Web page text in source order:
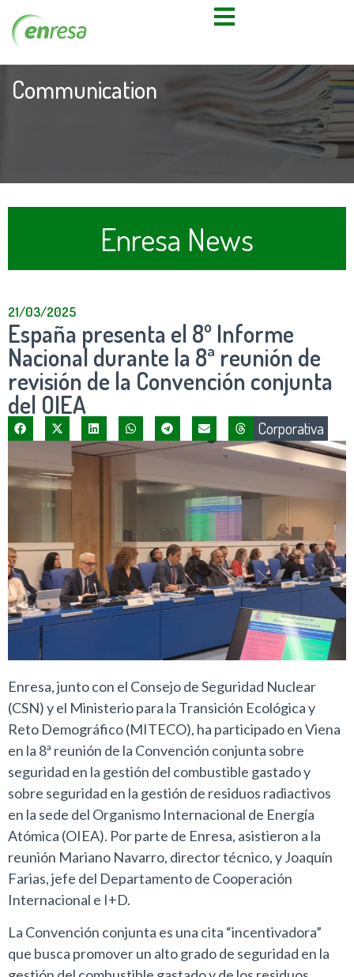
Communication
Enresa News
21/03/2025
España presenta el 8º Informe
Nacional durante la 8ª reunión de
revisión de la Convención conjunta
del OIEA
Corporativa
Enresa, junto con el Consejo de Seguridad Nuclear
(CSN) y el Ministerio para la Transición Ecológica y
Reto Demográfico (MITECO), ha participado en Viena
en la 8ª reunión de la Convención conjunta sobre
seguridad en la gestión del combustible gastado y
sobre seguridad en la gestión de residuos radiactivos
en la sede del Organismo Internacional de Energía
Atómica (OIEA). Por parte de Enresa, asistieron a la
reunión Mariano Navarro, director técnico, y Joaquín
Farias, jefe del Departamento de Cooperación
Internacional e I+D.
La Convención conjunta es una cita “incentivadora”
que busca promover un alto grado de seguridad en la